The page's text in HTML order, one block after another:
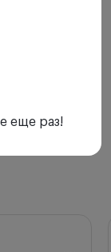
еще раз!